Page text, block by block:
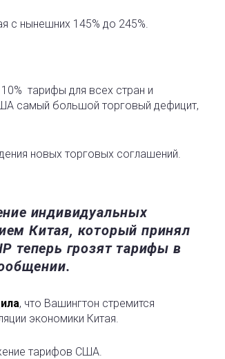
с нынешних 145% до 245%.
тарифы для всех стран и
самый большой торговый дефицит,
новых торговых соглашений.
индивидуальных
Китая, который принял
теперь грозят тарифы в
, что Вашингтон стремится
экономики Китая.
тарифов США.